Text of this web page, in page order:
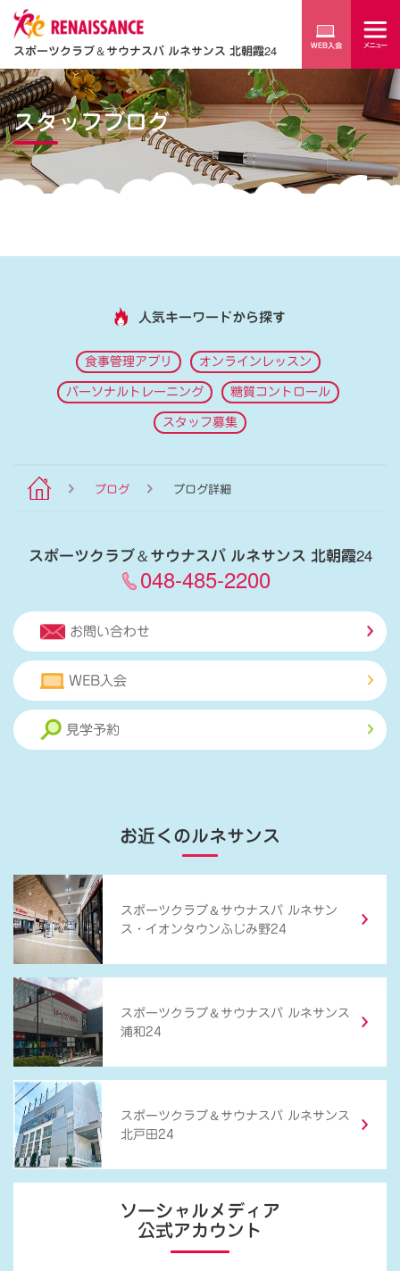
スポーツクラブ＆サウナスパ ルネサンス 北朝霞24
スタッフブログ
人気キーワードから探す
食事管理アプリ オンラインレッスン
パーソナルトレーニング 糖質コントロール
スタッフ募集
ブログ ブログ詳細
スポーツクラブ＆サウナスパ ルネサンス 北朝霞24
048-485-2200
お問い合わせ
WEB入会
見学予約
お近くのルネサンス
スポーツクラブ ＆ サウナスパ ルネサン
ス・イオンタウンふじみ野24
スポーツクラブ ＆ サウナスパ ルネサンス
浦和24
スポーツクラブ ＆ サウナスパ ルネサンス
北戸田24
ソーシャルメディア
公式アカウント